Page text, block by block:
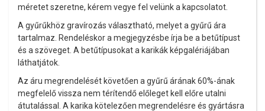
méretet szeretne, kérem vegye fel velünk a kapcsolatot.
A gyűrűkhöz gravírozás választható, melyet a gyűrű ára
tartalmaz. Rendeléskor a megjegyzésbe írja be a betűtípust
és a szöveget. A betűtípusokat a karikák képgalériájában
láthatjátok.
Az áru megrendelését követően a gyűrű árának 60%-ának
megfelelő vissza nem térítendő előleget kell előre utalni
átutalással. A karika kötelezően megrendelésre és gyártásra